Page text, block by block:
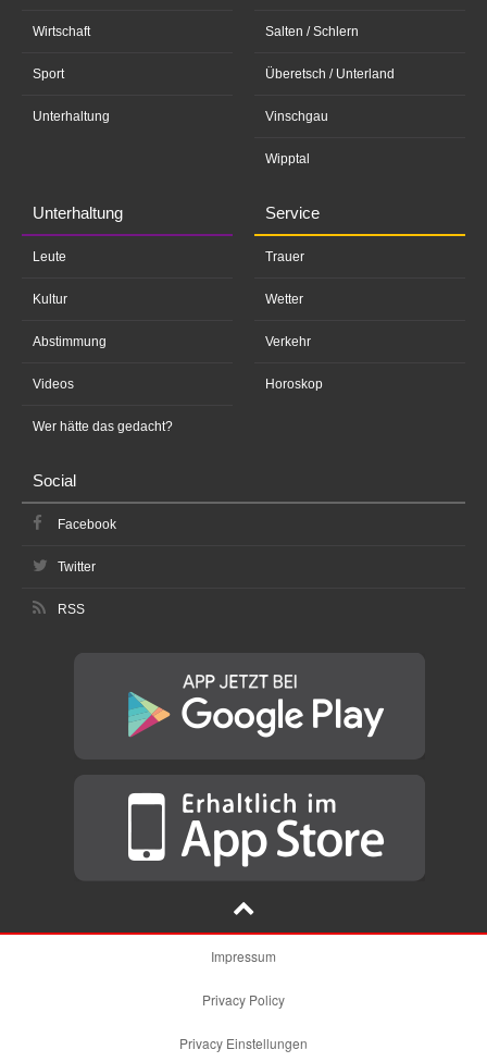
Wirtschaft
Sport
Unterhaltung
Salten / Schlern
Überetsch / Unterland
Vinschgau
Wipptal
Unterhaltung
Leute
Kultur
Abstimmung
Videos
Wer hätte das gedacht?
Service
Trauer
Wetter
Verkehr
Horoskop
Social
Facebook
Twitter
RSS
Impressum
Privacy Policy
Privacy Einstellungen